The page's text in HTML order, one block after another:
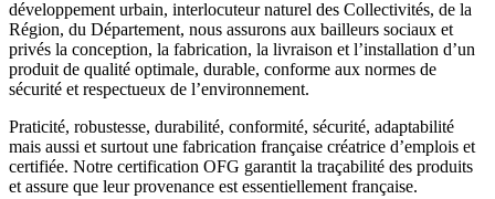
développement urbain, interlocuteur naturel des Collectivités, de la
Région, du Département, nous assurons aux bailleurs sociaux et
privés la conception, la fabrication, la livraison et l’installation d’un
produit de qualité optimale, durable, conforme aux normes de
sécurité et respectueux de l’environnement.
Praticité, robustesse, durabilité, conformité, sécurité, adaptabilité
mais aussi et surtout une fabrication française créatrice d’emplois et
certifiée. Notre certification OFG garantit la traçabilité des produits
et assure que leur provenance est essentiellement française.